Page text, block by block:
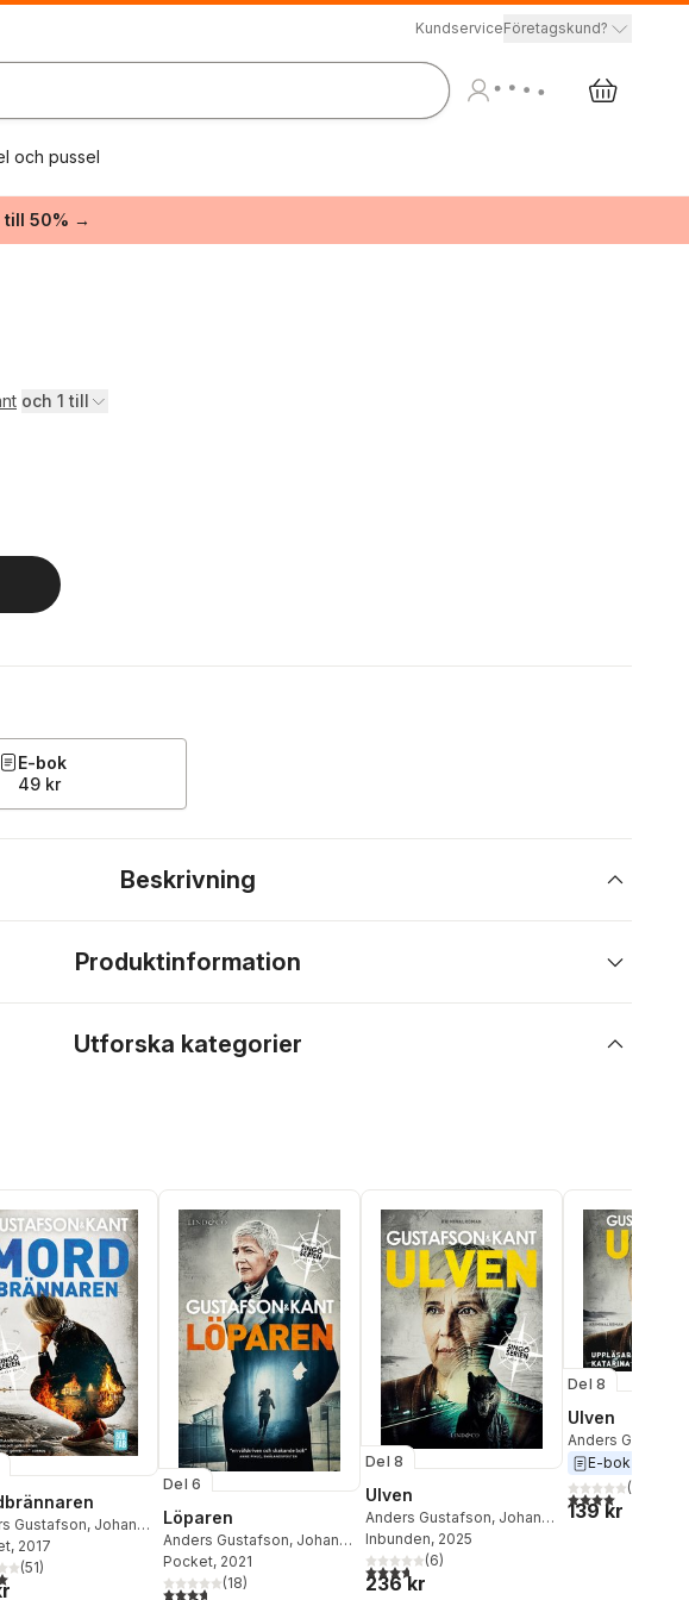
KundserviceFöretagskund?
och pussel
till 50% →
och 1 till
E-bok
49 kr
Beskrivning
Produktinformation
Utforska kategorier
Gustafson, Johan
Gustafson & Kant
, 2017
5 stjärnor. Totalt antal röster:
(51)
Del 6
Löparen
Anders Gustafson, Johan
Kant,Gustafson & Kant
Pocket, 2021
3,7utav 5 stjärnor. Totalt antal röster:
(18)
Del 8
Ulven
Anders Gustafson, Johan
Kant
Inbunden, 2025
3,7utav 5 stjärnor. Totalt antal röster:
(6)
236 kr
Del 8
Ulven
Anders
KantE-bok
4,0utav 5(
139 kr